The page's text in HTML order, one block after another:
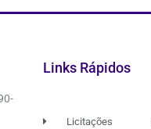
Links Rápidos
Licitações